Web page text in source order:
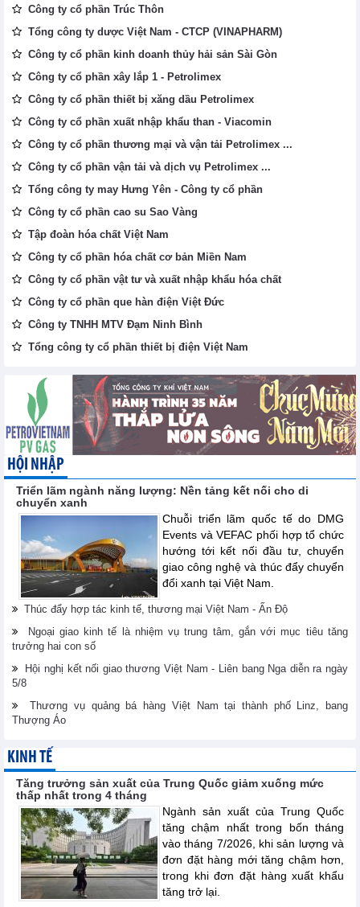
Công ty cổ phần Trúc Thôn
Tổng công ty dược Việt Nam - CTCP (VINAPHARM)
Công ty cổ phần kinh doanh thủy hải sản Sài Gòn
Công ty cổ phần xây lắp 1 - Petrolimex
Công ty cổ phần thiết bị xăng dầu Petrolimex
Công ty cổ phần xuất nhập khẩu than - Viacomin
Công ty cổ phần thương mại và vận tải Petrolimex ...
Công ty cổ phần vận tải và dịch vụ Petrolimex ...
Tổng công ty may Hưng Yên - Công ty cổ phần
Công ty cổ phần cao su Sao Vàng
Tập đoàn hóa chất Việt Nam
Công ty cổ phần hóa chất cơ bản Miền Nam
Công ty cổ phần vật tư và xuất nhập khẩu hóa chất
Công ty cổ phần que hàn điện Việt Đức
Công ty TNHH MTV Đạm Ninh Bình
Tổng công ty cổ phần thiết bị điện Việt Nam
HỘI NHẬP
Triển lãm ngành năng lượng: Nền tảng kết nối cho di
chuyển xanh
Chuỗi triển lãm quốc tế do DMG
Events và VEFAC phối hợp tổ chức
hướng tới kết nối đầu tư, chuyển
giao công nghệ và thúc đẩy chuyển
đổi xanh tại Việt Nam.
Thúc đẩy hợp tác kinh tế, thương mại Việt Nam - Ấn Độ
Ngoại giao kinh tế là nhiệm vụ trung tâm, gắn với mục tiêu tăng
trưởng hai con số
Hội nghị kết nối giao thương Việt Nam - Liên bang Nga diễn ra ngày
5/8
Thương vụ quảng bá hàng Việt Nam tại thành phố Linz, bang
Thượng Áo
KINH TẾ
Tăng trưởng sản xuất của Trung Quốc giảm xuống mức
thấp nhất trong 4 tháng
Ngành sản xuất của Trung Quốc
tăng chậm nhất trong bốn tháng
vào tháng 7/2026, khi sản lượng và
đơn đặt hàng mới tăng chậm hơn,
trong khi đơn đặt hàng xuất khẩu
tăng trở lại.